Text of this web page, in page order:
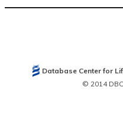
Database Center for
© 2014